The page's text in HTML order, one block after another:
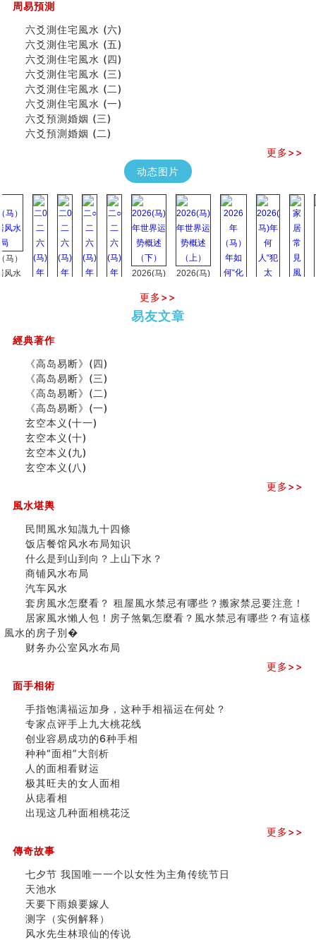
周易預測
六爻測住宅風水 (六)
六爻測住宅風水 (五)
六爻測住宅風水 (四)
六爻測住宅風水 (三)
六爻測住宅風水 (二)
六爻測住宅風水 (一)
六爻預測婚姻 (三)
六爻預測婚姻 (二)
更多>>
动态图片
二0
二
六
(马)
二
生
肖
运
程
(兔
龙
蛇)
二0
二
六
(马)
二
生
肖
运
程
(鼠
牛
虎)
二○
二
六
(马)
生
肖
运
程
狗
猪)
二○
生
肖
运
羊
猴)
2026(马)
势概述
（下）
2026(马)
势概述
（上）
風
法
(一)
(
更多>>
易友文章
經典著作
《高岛易断》(四)
《高岛易断》(三)
《高岛易断》(二)
《高岛易断》(一)
玄空本义(十一)
玄空本义(十)
玄空本义(九)
玄空本义(八)
更多>>
風水堪輿
民間風水知識九十四條
饭店餐馆风水布局知识
什么是到山到向？上山下水？
商铺风水布局
汽车风水
套房風水怎麼看？ 租屋風水禁忌有哪些？搬家禁忌要注意！
居家風水懶人包！房子煞氣怎麼看？風水禁忌有哪些？有這樣
風水的房子別�
财务办公室风水布局
更多>>
面手相術
手指饱满福运加身，这种手相福运在何处？
专家点评手上九大桃花线
创业容易成功的6种手相
种种“面相”大剖析
人的面相看财运
极其旺夫的女人面相
从痣看相
出现这几种面相桃花泛
更多>>
傳奇故事
七夕节 我国唯一一个以女性为主角传统节日
天池水
天要下雨娘要嫁人
测字（实例解释）
风水先生林琅仙的传说